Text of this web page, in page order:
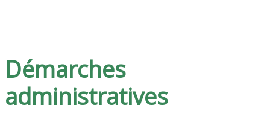
Démarches
administratives